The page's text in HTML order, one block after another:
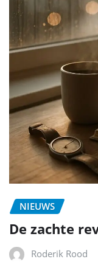
NIEUWS
De zachte
Roderik Rood